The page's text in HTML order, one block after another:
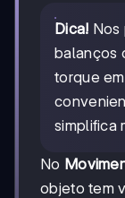
Dica! Nos
balanços
torque
simplifica
No
objeto tem